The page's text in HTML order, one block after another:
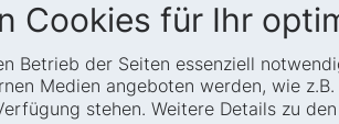
Cookies für Ihr
Betrieb der Seiten essenziell
Medien angeboten werden, wie
stehen. Weitere Details zu
Wie wir arbeiten
Projekte
Fellowships
Termine